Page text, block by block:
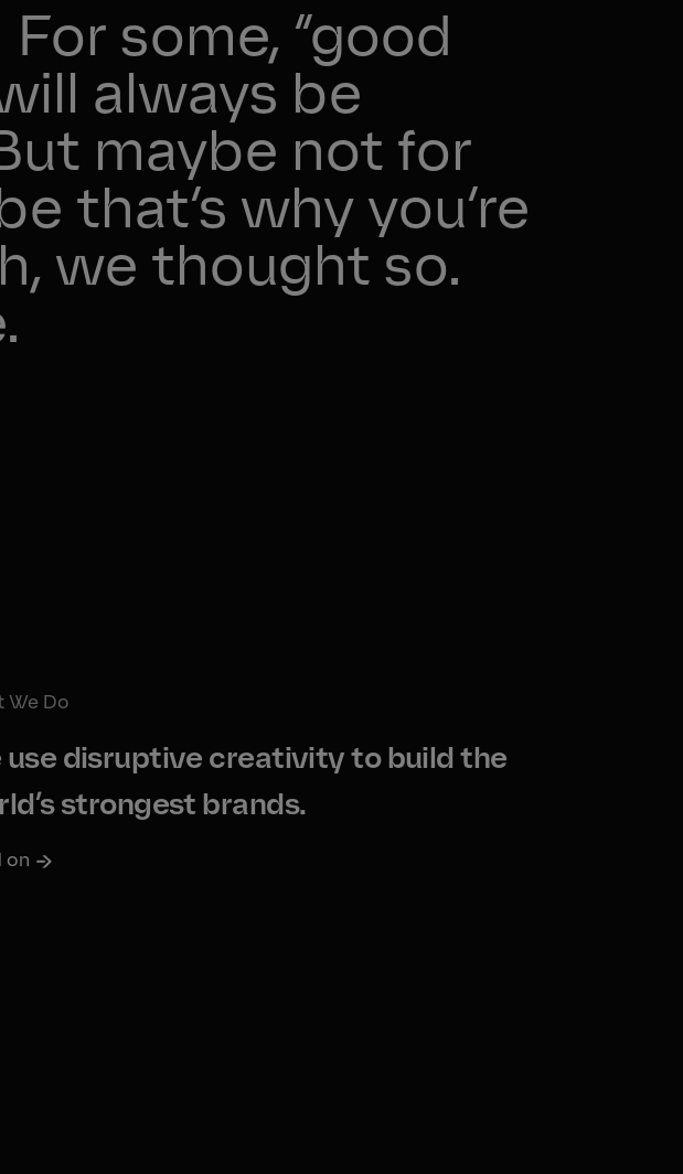
For some, “good
always be
maybe not for
that’s why you’re
we thought so.
We Do
use disruptive creativity to build the
strongest brands.
on